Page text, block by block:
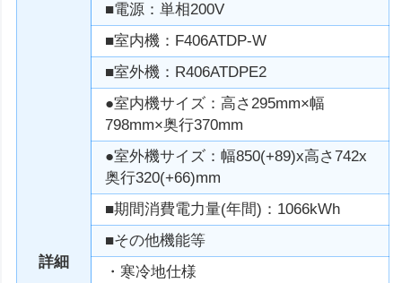
詳細
■電源：単相200V
■室内機：F406ATDP-W
■室外機：R406ATDPE2
●室内機サイズ：高さ295mm×幅
798mm×奥行370mm
●室外機サイズ：幅850(+89)x高さ742x
奥行320(+66)mm
■期間消費電力量(年間)：1066kWh
■その他機能等
・寒冷地仕様